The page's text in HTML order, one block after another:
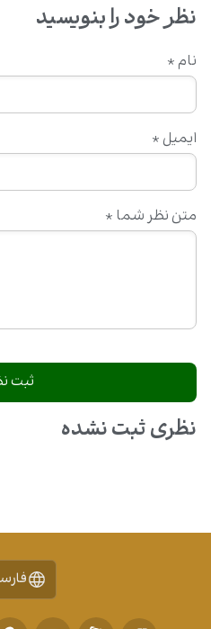
نظر خود را بنویسید
متن نظر شما *
نام *
ایمیل *
نظری ثبت نشده